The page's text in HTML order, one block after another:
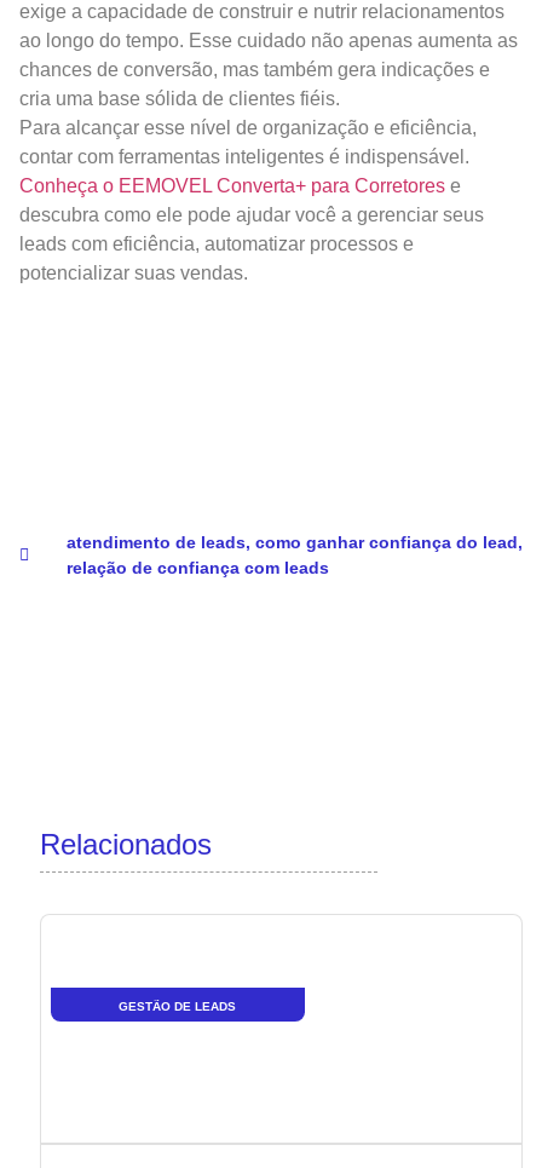
exige a capacidade de construir e nutrir relacionamentos
ao longo do tempo. Esse cuidado não apenas aumenta as
chances de conversão, mas também gera indicações e
cria uma base sólida de clientes fiéis.
Para alcançar esse nível de organização e eficiência,
contar com ferramentas inteligentes é indispensável.
Conheça o EEMOVEL Converta+ para Corretores e
descubra como ele pode ajudar você a gerenciar seus
leads com eficiência, automatizar processos e
potencializar suas vendas.
atendimento de leads, como ganhar confiança do lead,
relação de confiança com leads
Relacionados
GESTÃO DE LEADS